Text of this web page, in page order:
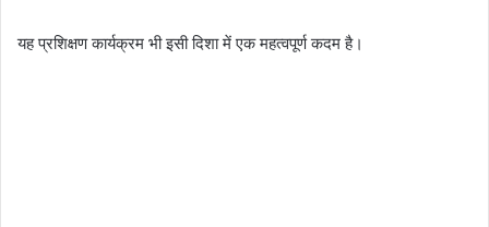
यह प्रशिक्षण कार्यक्रम भी इसी दिशा में एक महत्वपूर्ण कदम है।